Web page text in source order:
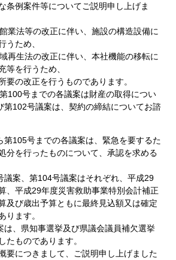
条例案件等についてご説明申し上げま
業法等の改正に伴い、施設の構造設備に
うため、
再生法の改正に伴い、本社機能の移転に
等を行うため、
の改正を行うものであります。
100号までの各議案は財産の取得につい
第102号議案は、契約の締結についてお諮
105号までの各議案は、緊急を要するた
分を行ったものについて、承認を求める
案、第104号議案はそれぞれ、平成29
、平成29年度災害救助事業特別会計補正
及び歳出予算ともに最終見込額又は確定
ります。
、県知事選挙及び県議会議員補欠選挙
たものであります。
要につきまして、ご説明申し上げました